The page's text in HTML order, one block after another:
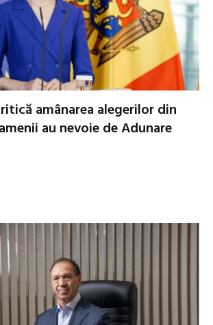
amânarea alegerilor din
au nevoie de Adunare